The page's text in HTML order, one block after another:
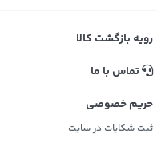
رویه بازگشت کالا
تماس با ما
حریم خصوصی
ثبت شکایات در سایت